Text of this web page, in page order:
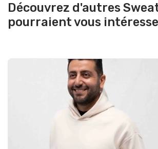
Découvrez d'autres
pourraient vous